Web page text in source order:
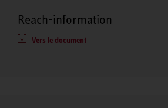
Reach-information
Vers le document